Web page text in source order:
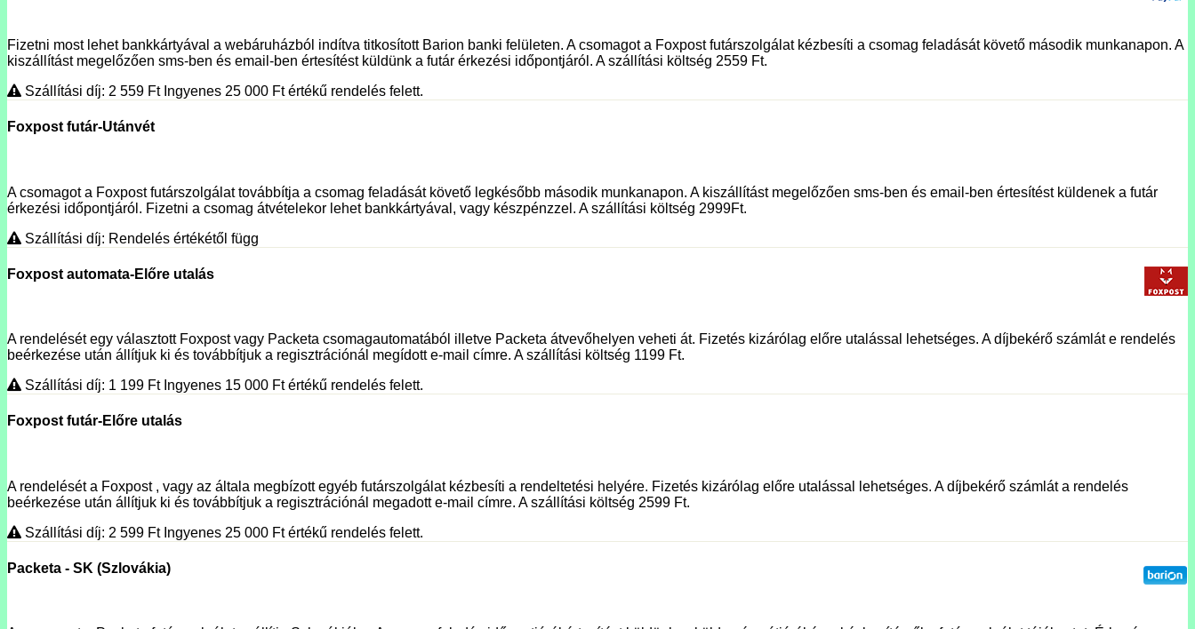
Fizetni most lehet bankkártyával a webáruházból indítva titkosított Barion banki felületen. A csomagot a Foxpost futárszolgálat kézbesíti a csomag feladását követő második munkanapon. A
kiszállítást megelőzően sms-ben és email-ben értesítést küldünk a futár érkezési időpontjáról. A szállítási költség 2559 Ft.
Szállítási díj: 2 559 Ft Ingyenes 25 000 Ftértékű rendelés felett.
Foxpost futár-Utánvét
A csomagot a Foxpost futárszolgálat továbbítja a csomag feladását követő legkésőbb második munkanapon. A kiszállítást megelőzően sms-ben és email-ben értesítést küldenek a futár
érkezési időpontjáról. Fizetni a csomag átvételekor lehet bankkártyával, vagy készpénzzel. A szállítási költség 2999Ft.
Szállítási díj: Rendelés értékétől függ
Foxpost automata-Előre utalás
A rendelését egy választott Foxpost vagy Packeta csomagautomatából illetve Packeta átvevőhelyen veheti át. Fizetés kizárólag előre utalással lehetséges. A díjbekérő számlát e rendelés
beérkezése után állítjuk ki és továbbítjuk a regisztrációnál megídott e-mail címre. A szállítási költség 1199 Ft.
Szállítási díj: 1 199 Ft Ingyenes 15 000 Ftértékű rendelés felett.
Foxpost futár-Előre utalás
A rendelését a Foxpost , vagy az általa megbízott egyéb futárszolgálat kézbesíti a rendeltetési helyére. Fizetés kizárólag előre utalással lehetséges. A díjbekérő számlát a rendelés
beérkezése után állítjuk ki és továbbítjuk a regisztrációnál megadott e-mail címre. A szállítási költség 2599 Ft.
Szállítási díj: 2 599 Ft Ingyenes 25 000 Ftértékű rendelés felett.
Packeta - SK (Szlovákia)